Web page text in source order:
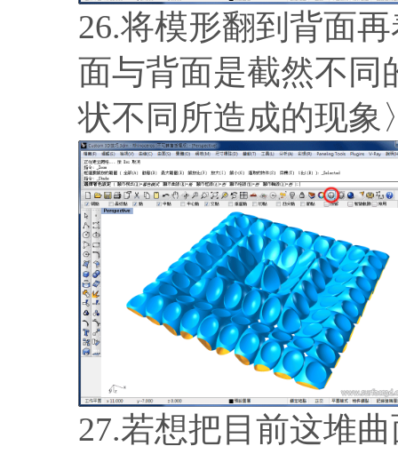
26.将模形翻到背面
面与背面是截然不同
状不同所造成的现象
27.若想把目前这堆